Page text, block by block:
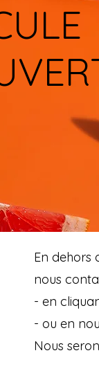
En dehors
nous
- en
- ou en
Nous